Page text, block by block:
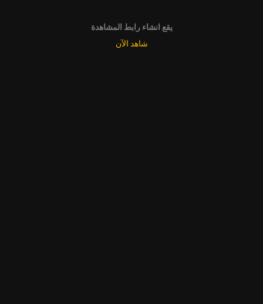
يقع انشاء رابط المشاهدة
شاهد الآن